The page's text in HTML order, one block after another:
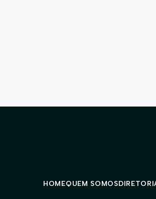
HOMEQUEM SOMOS